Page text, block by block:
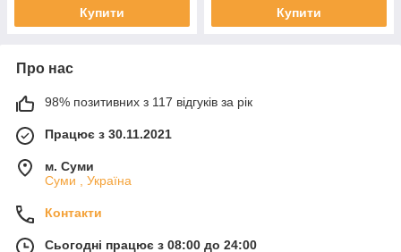
Купити Купити
Про нас
98% позитивних з 117 відгуків за рік
Працює з 30.11.2021
м. Суми
Суми , Україна
Контакти
Сьогодні працює з 08:00 до 24:00